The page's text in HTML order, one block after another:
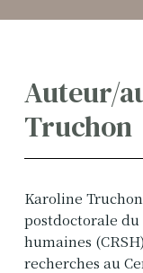
Auteur/
Truchon
Karoline
postdoctorale du
humaines
recherches au